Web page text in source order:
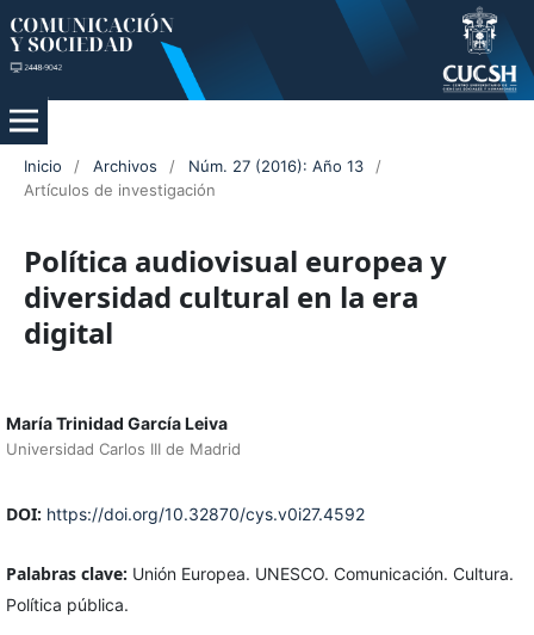
Inicio / Archivos / Núm. 27 (2016): Año 13
/
Artículos de investigación
Política audiovisual europea y
diversidad cultural en la era
digital
María Trinidad García Leiva
Universidad Carlos III de Madrid
DOI: https://doi.org/10.32870/cys.v0i27.4592
Palabras clave: Unión Europea. UNESCO. Comunicación. Cultura.
Política pública.